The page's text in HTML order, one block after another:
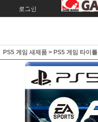
로그인 회원가입
PS5 게임 새제품 > PS5 게임 타이틀